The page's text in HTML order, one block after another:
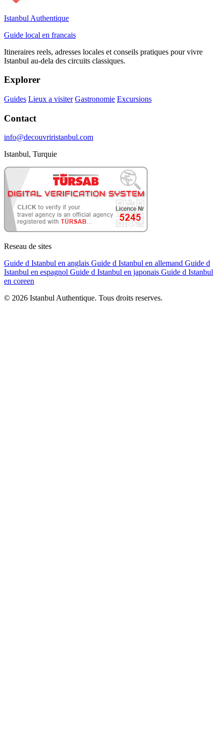
Istanbul Authentique
Guide local en francais
Itineraires reels, adresses locales et conseils pratiques pour vivre
Istanbul au-dela des circuits classiques.
Explorer
Guides Lieux a visiter Gastronomie Excursions
Contact
info@decouvriristanbul.com
Istanbul, Turquie
Reseau de sites
Guide d Istanbul en anglais Guide d Istanbul en allemand Guide d
Istanbul en espagnol Guide d Istanbul en japonais Guide d Istanbul
en coreen
© 2026 Istanbul Authentique. Tous droits reserves.